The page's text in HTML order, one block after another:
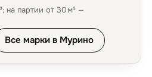
на партии от 30 м³ —
Все марки в Мурино